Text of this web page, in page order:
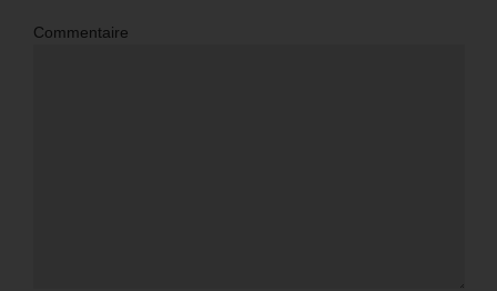
Commentaire